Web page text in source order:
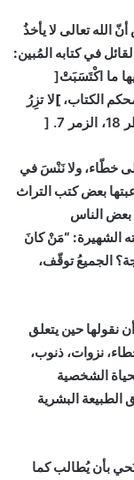
الله تعالى لا يأخذُ
في كتابه المُبين:
ما اكْتَسَبَتْ[
الكتاب، ]لا تزِرُ
. [
خطّاء، ولا نَنْسَ في
بعض كتب التراث
بعض الناس
الشهيرة: “مَنْ كانَ
الجميعُ توقّف،
نقولها حين يتعلق
نزوات، ذنوب،
الشخصية
البشرية
بأن يُطالب كما